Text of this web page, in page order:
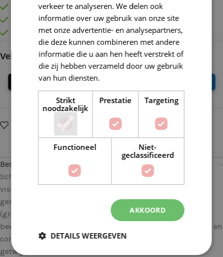
Lage verzendkosten vanaf € 4,99 binnen NL
Gratis verzonden vanaf €55,-
Vóór 16:30 besteld = Zelfde (werk)dag verzonden
Veilig online betalen
Op verlanglijstje Delen:
Beschrijving
Scheepjes Terrazzo is een volledig gerecyclede wol-
viscosemix met een luxe uitstraling en een subtiel
gespikkeld kleureffect, dat doet denken aan terrazzo
(granito) vloeren. Het gespikkelde effect wordt
bewerkstelligd door de vezelpropjes in het contrasterende en
complementerende kleuren die in deze tweedwol zijn mee
getwijnd.
verkeer te analyseren. We delen ook
informatie over uw gebruik van onze site
met onze advertentie- en analysepartners,
die deze kunnen combineren met andere
informatie die u aan hen heeft verstrekt of
die zij hebben verzameld door uw gebruik
van hun diensten.
Strikt
noodzakelijk
Prestatie Targeting
Functioneel
Niet-
geclassificeerd
AKKOORD
DETAILS WEERGEVEN